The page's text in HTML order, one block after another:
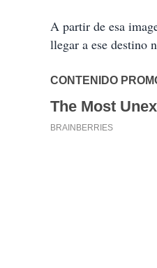
A partir de esa
llegar a ese destino